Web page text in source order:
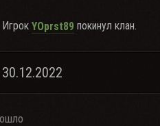
Игрок YOprst89 покинул клан.